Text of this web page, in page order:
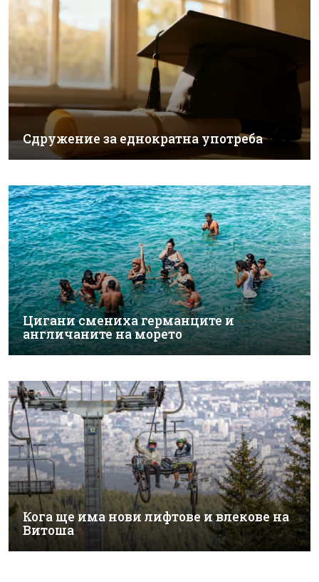
Сдружение за еднократна употреба
Цигани смениха германците и
англичаните на морето
Кога ще има нови лифтове и влекове на
Витоша